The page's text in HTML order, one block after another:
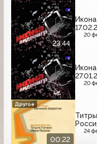
23:44
20
20
00:22
24
Другое